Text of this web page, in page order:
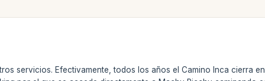
servicios. Efectivamente, todos los años el Camino Inca cierra